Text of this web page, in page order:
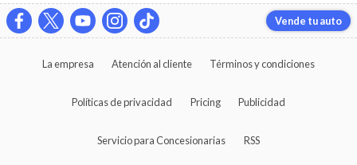
Vende tu auto
La empresa Atención al cliente Términos y condiciones
Políticas de privacidad Pricing Publicidad
Servicio para Concesionarias RSS